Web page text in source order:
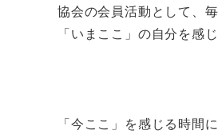
協会の会員活動として、
「いまここ」の自分を感
「今ここ」を感じる時間